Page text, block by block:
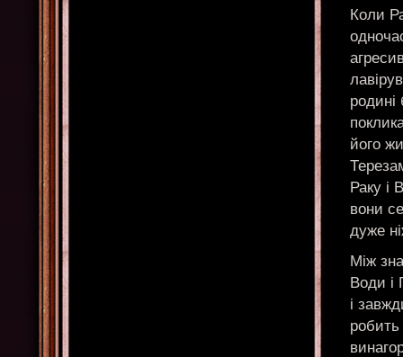
Коли
родині
його
Раку і
вони
дуже
Між
Води і
і